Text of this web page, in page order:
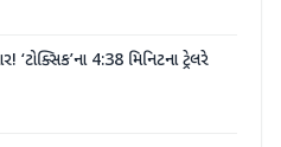
4:38 મિનિટના ટ્રેલરે